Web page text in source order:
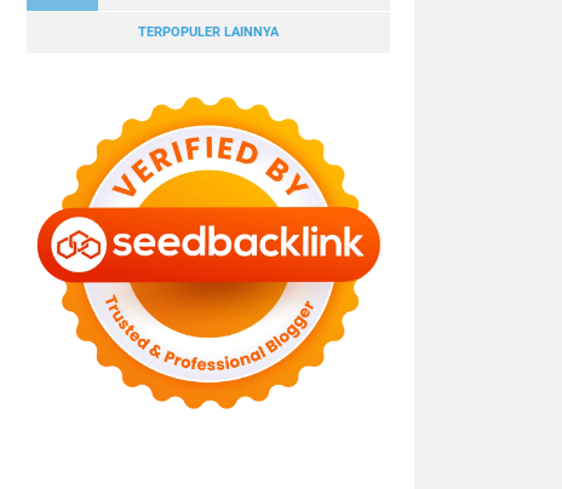
TERPOPULER LAINNYA